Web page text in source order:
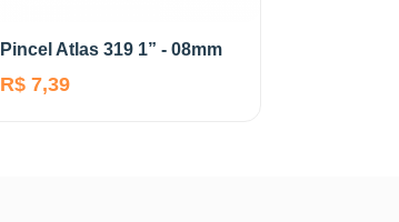
Pincel Atlas 319 1” - 08mm
R$ 7,39